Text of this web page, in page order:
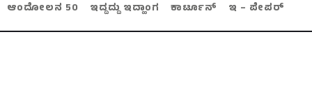
ಆಂದೋಲನ 50
ಇದ್ದದ್ದು ಇದ್ಹಾಂಗ ಕಾರ್ಟೂನ್ ಇ – ಪೇಪರ್